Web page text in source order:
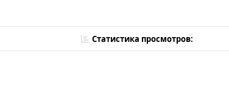
Статистика просмотров: